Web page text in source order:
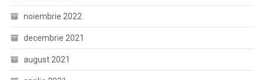
noiembrie 2022
decembrie 2021
august 2021